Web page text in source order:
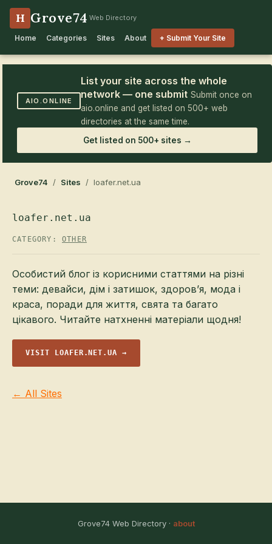
H Grove74 Web Directory
Home Categories Sites About + Submit Your Site
AIO.ONLINE
List your site across the whole
network — one submit Submit once on
aio.online and get listed on 500+ web
directories at the same time.
Get listed on 500+ sites →
Grove74 / Sites / loafer.net.ua
loafer.net.ua
CATEGORY: OTHER
Особистий блог із корисними статтями на різні
теми: девайси, дім і затишок, здоров’я, мода і
краса, поради для життя, свята та багато
цікавого. Читайте натхненні матеріали щодня!
VISIT LOAFER.NET.UA →
← All Sites
Grove74 Web Directory · about